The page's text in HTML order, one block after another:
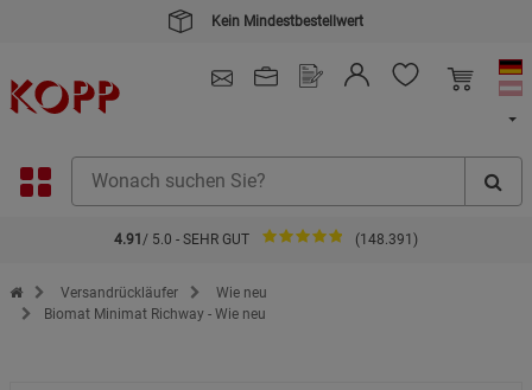
Kein Mindestbestellwert
4.91 / 5.0 - SEHR GUT (148.391)
Zur Startseite des Kopp Verlag Online-Shop
Versandrückläufer
Wie neu
Biomat Minimat Richway - Wie neu